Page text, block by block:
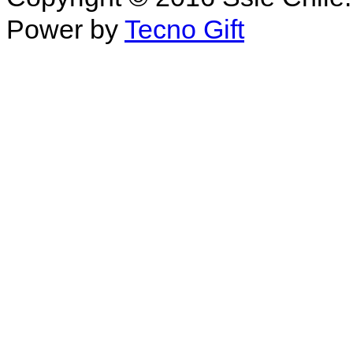
Power by Tecno Gift